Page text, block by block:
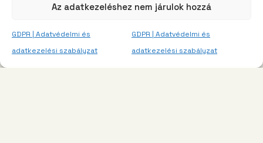
Az adatkezeléshez nem járulok hozzá
GDPR | Adatvédelmi és
adatkezelési szabályzat
GDPR | Adatvédelmi és
adatkezelési szabályzat